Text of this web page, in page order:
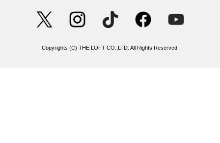
Copyrights (C) THE LOFT CO.,LTD. All Rights Reserved.